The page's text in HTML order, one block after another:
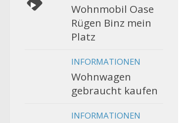
Wohnmobil Oase
Rügen Binz mein
Platz
INFORMATIONEN
Wohnwagen
gebraucht kaufen
INFORMATIONEN